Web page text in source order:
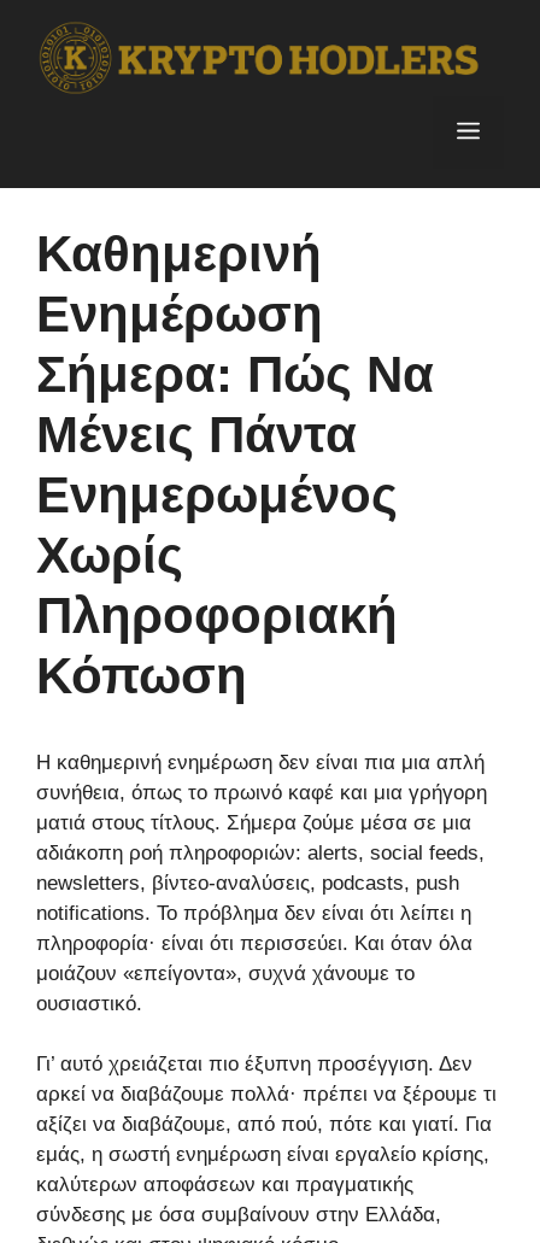
content
Menu
Καθημερινή
Ενημέρωση
Σήμερα: Πώς Να
Μένεις Πάντα
Ενημερωμένος
Χωρίς
Πληροφοριακή
Κόπωση
Η καθημερινή ενημέρωση δεν είναι πια μια απλή
συνήθεια, όπως το πρωινό καφέ και μια γρήγορη
ματιά στους τίτλους. Σήμερα ζούμε μέσα σε μια
αδιάκοπη ροή πληροφοριών: alerts, social feeds,
newsletters, βίντεο-αναλύσεις, podcasts, push
notifications. Το πρόβλημα δεν είναι ότι λείπει η
πληροφορία· είναι ότι περισσεύει. Και όταν όλα
μοιάζουν «επείγοντα», συχνά χάνουμε το
ουσιαστικό.
Γι’ αυτό χρειάζεται πιο έξυπνη προσέγγιση. Δεν
αρκεί να διαβάζουμε πολλά· πρέπει να ξέρουμε τι
αξίζει να διαβάζουμε, από πού, πότε και γιατί. Για
εμάς, η σωστή ενημέρωση είναι εργαλείο κρίσης,
καλύτερων αποφάσεων και πραγματικής
σύνδεσης με όσα συμβαίνουν στην Ελλάδα,